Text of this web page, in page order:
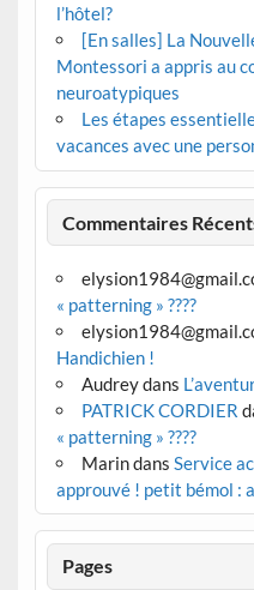
l’hôtel?
[En salles] La
Montessori a appris au
neuroatypiques
Les étapes
vacances avec une
Commentaires
« patterning » ????
Handichien !
Audreydans
PATRICK CORDIER
« patterning » ????
Marindans Service
approuvé ! petit bémol :
Pages